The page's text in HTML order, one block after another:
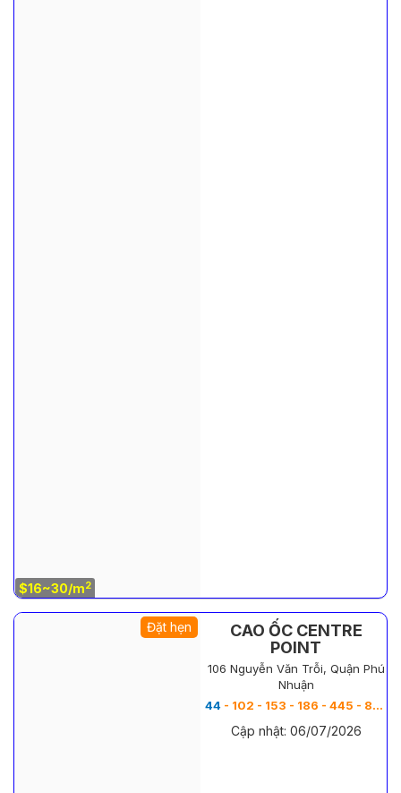
$16~30/m2
Đặt hẹn
CAO ỐC CENTRE
POINT
106 Nguyễn Văn Trỗi, Quận Phú
Nhuận
44 - 102 - 153 - 186 - 445 - 852 - 1083 m
Cập nhật: 06/07/2026